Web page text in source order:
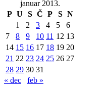
januar 2013.
P U S Č P S N
1
2 3 4 5
6
7
8 9 10 11 12 13
14 15 16 17 18 19 20
21 22 23 24 25 26 27
28 29 30 31
« dec
feb »